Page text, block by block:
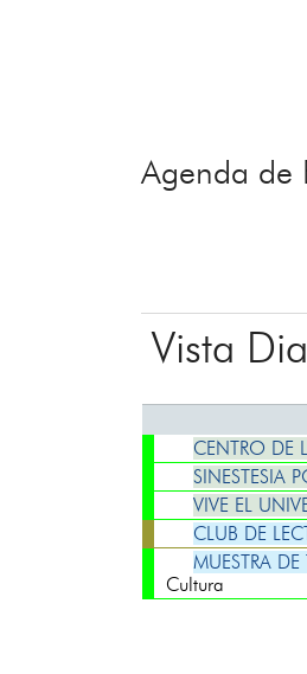
Agenda de
Vista
CENTRO DE
SINESTESIA
VIVE EL
CLUB DE
MUESTRA
Cultura